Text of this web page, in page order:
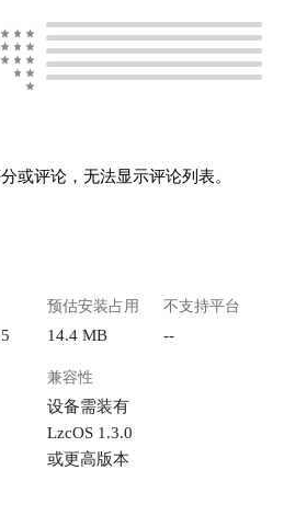
或评论，无法显示评论列表。
预估安装占用
14.4 MB
不支持平台
--
兼容性
设备需装有
LzcOS 1.3.0
或更高版本